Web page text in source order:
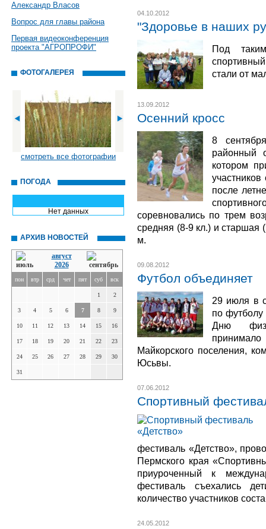
Александр Власов
Вопрос для главы района
Первая видеоконференция
проекта "АГРОПРОФИ"
ФОТОГАЛЕРЕЯ
смотреть все фотографии
ПОГОДА
Нет данных
АРХИВ НОВОСТЕЙ
август
2026
пон втр срд чет пят суб вск
1 2
3 4 5 6 7 8 9
10 11 12 13 14 15 16
17 18 19 20 21 22 23
24 25 26 27 28 29 30
31
04.10.2012
"Здоровье в наших
Под
стали от
13.09.2012
Осенний кросс
8
районный
котором
после
соревновались по трем
средняя (8-9 кл.) и старшая
м.
09.08.2012
Футбол объединяет
29 июля в
по
Дню
Майкорского поселения,
Юсьвы.
07.06.2012
Спортивный
фестиваль «Детство»,
Пермского края
приуроченный к
фестиваль съехались
количество участников
24.05.2012